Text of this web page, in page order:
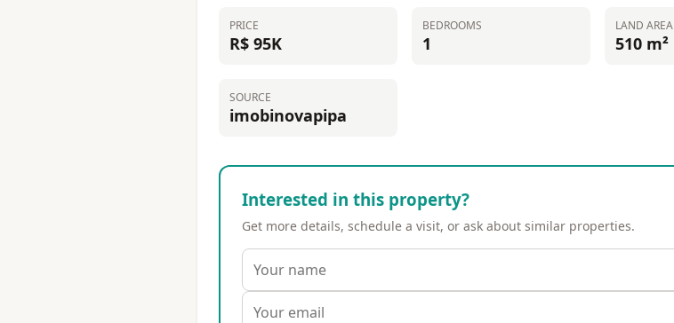
PRICE
R$ 95K
BEDROOMS
1
LAND AREA
510 m²
SOURCE
imobinovapipa
Interested in this property?
Get more details, schedule a visit, or ask about similar properties.